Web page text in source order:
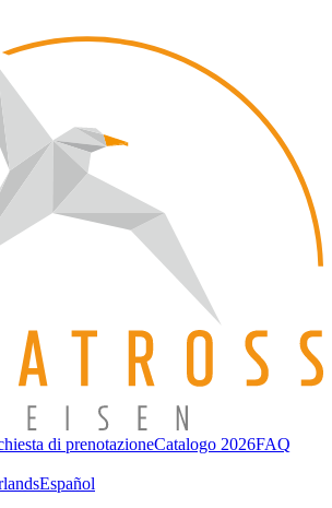
di prenotazioneCatalogo 2026FAQ
Español